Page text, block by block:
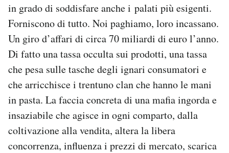
in grado di soddisfare anche i palati più esigenti.
Forniscono di tutto. Noi paghiamo, loro incassano.
Un giro d’affari di circa 70 miliardi di euro l’anno.
Di fatto una tassa occulta sui prodotti, una tassa
che pesa sulle tasche degli ignari consumatori e
che arricchisce i trentuno clan che hanno le mani
in pasta. La faccia concreta di una mafia ingorda e
insaziabile che agisce in ogni comparto, dalla
coltivazione alla vendita, altera la libera
concorrenza, influenza i prezzi di mercato, scarica